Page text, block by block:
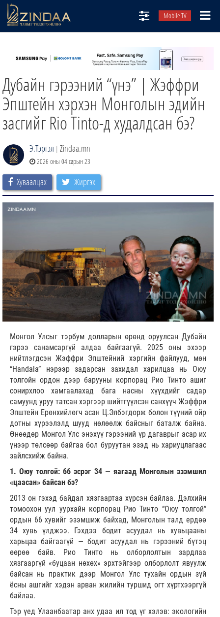
Mobile TV
ТВ8
ӨГЛӨӨНИЙ СОНИН
АУДИО ЗОХИОЛ
ЗИНДАА СЭТГҮҮЛ
Дубайн гэрээний “үнэ” | Жэффри
Эпштейн хэрхэн Монголын эдийн
засгийг Rio Tinto-д худалдсан бэ?
Э.Тэргэл | Zindaa.mn
2026 оны 04 сарын 23
Хуваалцах Жиргэх
Монгол Улсыг тэрбум долларын өрөнд оруулсан Дубайн
гэрээ санамсаргүй алдаа байгаагүй. 2025 оны эхээр
нийтлэгдсэн Жэффри Эпштейний хэргийн файлууд, мөн
“Handala” нэрээр задарсан захидал харилцаа нь Оюу
толгойн ордон дээр барууны корпорац Рио Тинто ашиг
сонирхлоо хамгаалахад бага насны хүүхдийг садар
самуунд уруу татсан хэргээр шийтгүүлсэн санхүүч Жэффри
Эпштейн Ерөнхийлөгч асан Ц.Элбэгдорж болон түүний ойр
дотны хүрээлэлд шууд нөлөөлж байсныг баталж байна.
Өнөөдөр Монгол Улс энэхүү гэрээний үр дагаврыг асар их
үнээр төлсөөр байгаа бол буруутан эзэд нь хариуцлагаас
зайлсхийж байна.
1. Оюу толгой: 66 эсрэг 34 — яагаад Монголын эзэмшил
«цаасан» байсан бэ?
2013 он гэхэд байдал хязгаартаа хүрсэн байлаа. Дэлхийн
томоохон уул уурхайн корпорац Рио Тинто “Оюу толгой”
ордын 66 хувийг эзэмшиж байхад, Монголын талд ердөө
34 хувь үлджээ. Гэхдээ бодит асуудал нь хувьцааны
харьцаа байгаагүй — бодит асуудал нь гэрээний бүтэц
өөрөө байв. Рио Тинто нь олборлолтын зардлаа
хязгааргүй «буцаан нөхөх» эрхтэйгээр олборлолт явуулж
байсан нь практик дээр Монгол Улс тухайн ордын зүй
ёсны ашгийг хэдэн арван жилийн туршид огт хүртхээргүй
байлаа.
Тэр үед Улаанбаатар анх удаа ил тод үг хэлэв: экологийн